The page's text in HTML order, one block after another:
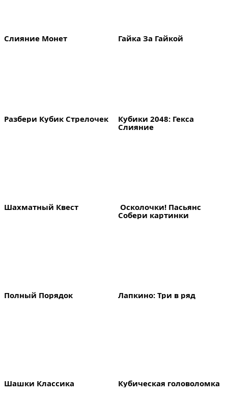
Слияние Монет Гайка За Гайкой
Разбери Кубик Стрелочек
Кубики 2048: Гекса
Слияние
Шахматный Квест
Осколочки! Пасьянс
Собери картинки
Полный Порядок Лапкино: Три в ряд
Шашки Классика Кубическая головоломка